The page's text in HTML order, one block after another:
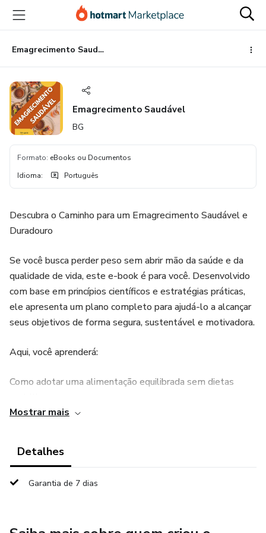
para
conteúdo
principal
para
pagamento
para
rodapé
Emagrecimento Saudável
Emagrecimento Saudável
BG
Formato: eBooks ou Documentos
Idioma: Português
Descubra o Caminho para um Emagrecimento Saudável e
Duradouro
Se você busca perder peso sem abrir mão da saúde e da
qualidade de vida, este e-book é para você. Desenvolvido
com base em princípios científicos e estratégias práticas,
ele apresenta um plano completo para ajudá-lo a alcançar
seus objetivos de forma segura, sustentável e motivadora.
Aqui, você aprenderá:
Como adotar uma alimentação equilibrada sem dietas
jornada do emagrecimento.
Mostrar mais
Detalhes
Garantia de 7 dias